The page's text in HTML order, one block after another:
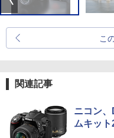
こ
関連記事
ニコン
ムキッ